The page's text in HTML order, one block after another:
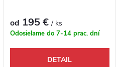
od 195 €/ ks
Odosielame do 7-14 prac. dní
DETAIL